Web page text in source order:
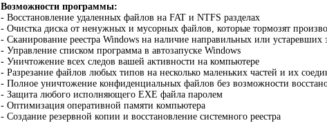
Возможности программы:
- Восстановление удаленных файлов на FAT и NTFS разделах
- Очистка диска от ненужных и мусорных файлов, которые тормозят
- Сканирование реестра Windows на наличие направильных или устаревших
- Управление списком программа в автозапуске Windows
- Уничтожение всех следов вашей активности на компьютере
- Разрезание файлов любых типов на несколько маленьких частей и их
- Полное уничтожение конфиденциальных файлов без возможности
- Защита любого исполняющего EXE файла паролем
- Оптимизация оперативной памяти компьютера
- Создание резервной копии и восстановление системного реестра